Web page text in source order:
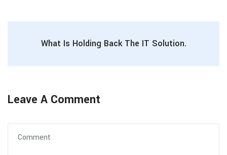
What Is Holding Back The IT Solution.
Leave A Comment